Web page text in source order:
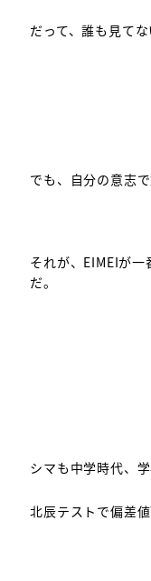
だって、誰も見てな
でも、自分の意志
それが、EIMEIが
だ。
シマも中学時代、
北辰テストで偏差